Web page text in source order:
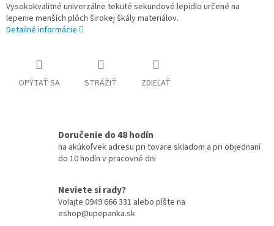
Vysokokvalitné univerzálne tekuté sekundové lepidlo určené na
lepenie menších plôch širokej škály materiálov.
Detailné informácie
OPÝTAŤ SA STRÁŽIŤ ZDIEĽAŤ
Doručenie do 48 hodín
na akúkoľvek adresu pri tovare skladom a pri objednaní
do 10 hodín v pracovné dni
Neviete si rady?
Volajte 0949 666 331 alebo píšte na
eshop@upepanka.sk